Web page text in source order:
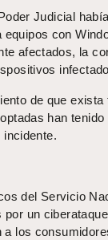
Judicial
equipos con
afectados, la
de que exista
han
incidente.
del Servicio
un
a los